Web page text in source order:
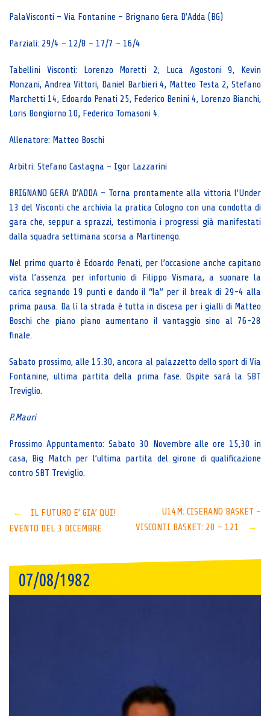
PalaVisconti – Via Fontanine – Brignano Gera D’Adda (BG)
Parziali: 29/4 – 12/8 – 17/7 – 16/4
Tabellini Visconti: Lorenzo Moretti 2, Luca Agostoni 9, Kevin
Monzani, Andrea Vittori, Daniel Barbieri 4, Matteo Testa 2, Stefano
Marchetti 14, Edoardo Penati 25, Federico Benini 4, Lorenzo Bianchi,
Loris Bongiorno 10, Federico Tomasoni 4.
Allenatore: Matteo Boschi
Arbitri: Stefano Castagna – Igor Lazzarini
BRIGNANO GERA D’ADDA – Torna prontamente alla vittoria l’Under
13 del Visconti che archivia la pratica Cologno con una condotta di
gara che, seppur a sprazzi, testimonia i progressi già manifestati
dalla squadra settimana scorsa a Martinengo.
Nel primo quarto è Edoardo Penati, per l’occasione anche capitano
vista l’assenza per infortunio di Filippo Vismara, a suonare la
carica segnando 19 punti e dando il “la” per il break di 29-4 alla
prima pausa. Da lì la strada è tutta in discesa per i gialli di Matteo
Boschi che piano piano aumentano il vantaggio sino al 76-28
finale.
Sabato prossimo, alle 15.30, ancora al palazzetto dello sport di Via
Fontanine, ultima partita della prima fase. Ospite sarà la SBT
Treviglio.
P.Mauri
Prossimo Appuntamento: Sabato 30 Novembre alle ore 15,30 in
casa, Big Match per l’ultima partita del girone di qualificazione
contro SBT Treviglio.
Post
←
IL FUTURO E’ GIA’ QUI!
EVENTO DEL 3 DICEMBRE
U14M: CISERANO BASKET –
VISCONTI BASKET: 20 – 121
→
07/08/1982